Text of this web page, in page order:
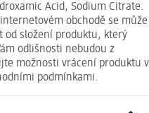
Acid, Sodium Citrate.
obchodě se může
od složení produktu, který
odlišnosti nebudou z
možnosti vrácení produktu v
podmínkami.